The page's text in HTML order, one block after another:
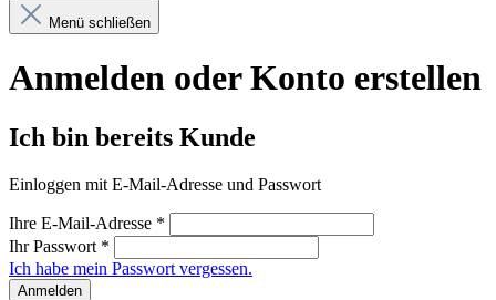
Menü schließen
Anmelden oder Konto erstellen
Ich bin bereits Kunde
Einloggen mit E-Mail-Adresse und Passwort
Ihre E-Mail-Adresse *
Ihr Passwort *
Ich habe mein Passwort vergessen.
Anmelden